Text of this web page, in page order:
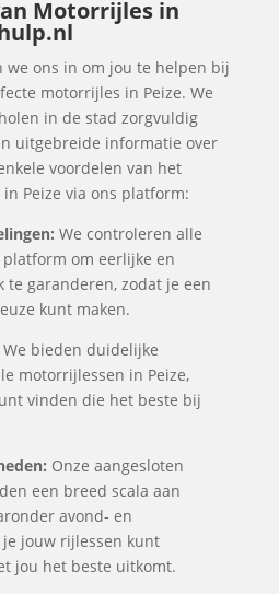
Motorrijles in
we ons in om jou te helpen bij
motorrijles in Peize. We
in de stad zorgvuldig
uitgebreide informatie over
voordelen van het
Peize via ons platform:
We controleren alle
om eerlijke en
te garanderen, zodat je een
kunt maken.
We bieden duidelijke
motorrijlessen in Peize,
vinden die het beste bij
Onze aangesloten
een breed scala aan
avond- en
jouw rijlessen kunt
jou het beste uitkomt.